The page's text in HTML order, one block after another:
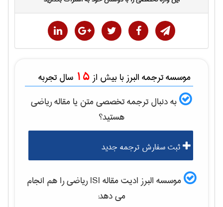
موسسه ترجمه البرز با بیش از 15 سال تجربه
به دنبال ترجمه تخصصی متن یا مقالهرياضی
هستید؟
ثبت سفارش ترجمه جدید
موسسه البرز ادیت مقاله ISI رياضیرا هم انجام
می دهد: